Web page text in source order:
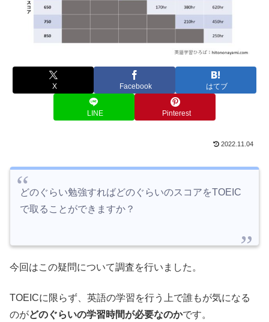
X Facebook はてブ
LINE Pinterest
2022.11.04
どのぐらい勉強すればどのぐらいのスコアをTOEIC
で取ることができますか？
今回はこの疑問について調査を行いました。
TOEICに限らず、英語の学習を行う上で誰もが気になる
のがどのぐらいの学習時間が必要なのかです。